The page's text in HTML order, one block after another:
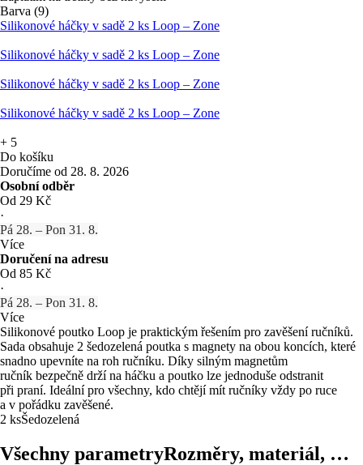
Barva (9)
Silikonové háčky v sadě 2 ks Loop – Zone
Silikonové háčky v sadě 2 ks Loop – Zone
Silikonové háčky v sadě 2 ks Loop – Zone
Silikonové háčky v sadě 2 ks Loop – Zone
+ 5
Do košíku
Doručíme od 28. 8. 2026
Osobní odběr
Od 29 Kč
·
Pá 28. – Pon 31. 8.
Více
Doručení na adresu
Od 85 Kč
·
Pá 28. – Pon 31. 8.
Více
Silikonové poutko Loop je praktickým řešením pro zavěšení ručníků.
Sada obsahuje 2 šedozelená poutka s magnety na obou koncích, které
snadno upevníte na roh ručníku. Díky silným magnetům
ručník bezpečně drží na háčku a poutko lze jednoduše odstranit
při praní. Ideální pro všechny, kdo chtějí mít ručníky vždy po ruce
a v pořádku zavěšené.
2 ksŠedozelená
Všechny parametryRozměry, materiál, …